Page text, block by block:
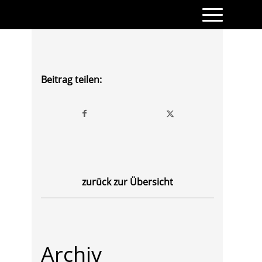
Beitrag teilen:
zurück zur Übersicht
Archiv